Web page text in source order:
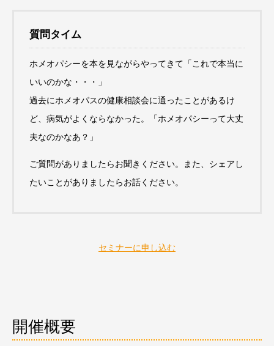
質問タイム
ホメオパシーを本を見ながらやってきて「これで本当に
いいのかな・・・」
過去にホメオパスの健康相談会に通ったことがあるけ
ど、病気がよくならなかった。「ホメオパシーって大丈
夫なのかなあ？」
ご質問がありましたらお聞きください。
また、シェアし
たいことがありましたらお話ください。
セミナーに申し込む
開催概要